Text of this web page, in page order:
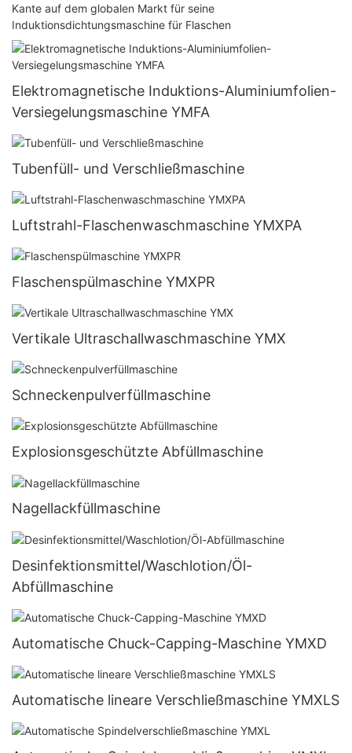
Kante auf dem globalen Markt für seine
Induktionsdichtungsmaschine für Flaschen
Elektromagnetische Induktions-Aluminiumfolien-
Versiegelungsmaschine YMFA
Tubenfüll- und Verschließmaschine
Luftstrahl-Flaschenwaschmaschine YMXPA
Flaschenspülmaschine YMXPR
Vertikale Ultraschallwaschmaschine YMX
Schneckenpulverfüllmaschine
Explosionsgeschützte Abfüllmaschine
Nagellackfüllmaschine
Desinfektionsmittel/Waschlotion/Öl-
Abfüllmaschine
Automatische Chuck-Capping-Maschine YMXD
Automatische lineare Verschließmaschine YMXLS